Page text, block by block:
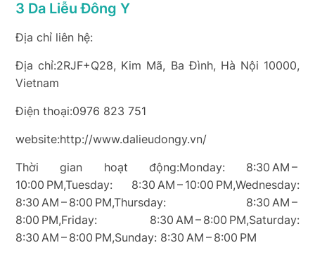
3 Da Liễu Đông Y
Địa chỉ liên hệ:
Địa chỉ:2RJF+Q28, Kim Mã, Ba Đình, Hà Nội 10000,
Vietnam
Điện thoại:0976 823 751
website:http://www.dalieudongy.vn/
Thời gian hoạt động:Monday: 8:30 AM –
10:00 PM,Tuesday: 8:30 AM – 10:00 PM,Wednesday:
8:30 AM – 8:00 PM,Thursday: 8:30 AM –
8:00 PM,Friday: 8:30 AM – 8:00 PM,Saturday:
8:30 AM – 8:00 PM,Sunday: 8:30 AM – 8:00 PM